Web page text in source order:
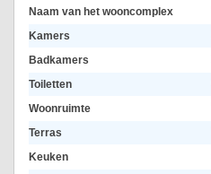
Naam van het wooncomplex
Kamers
Badkamers
Toiletten
Woonruimte
Terras
Keuken